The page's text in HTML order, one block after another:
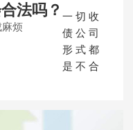
法吗？
烦
一切收
债公司
形式都
是不合